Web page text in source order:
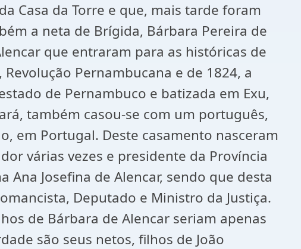
Casa da Torre e que, mais tarde foram
a neta de Brígida, Bárbara Pereira de
que entraram para as históricas de
Pernambucana e de 1824, a
de Pernambuco e batizada em Exu,
também casou-se com um português,
em Portugal. Deste casamento nasceram
várias vezes e presidente da Província
Josefina de Alencar, sendo que desta
Deputado e Ministro da Justiça.
de Bárbara de Alencar seriam apenas
são seus netos, filhos de João